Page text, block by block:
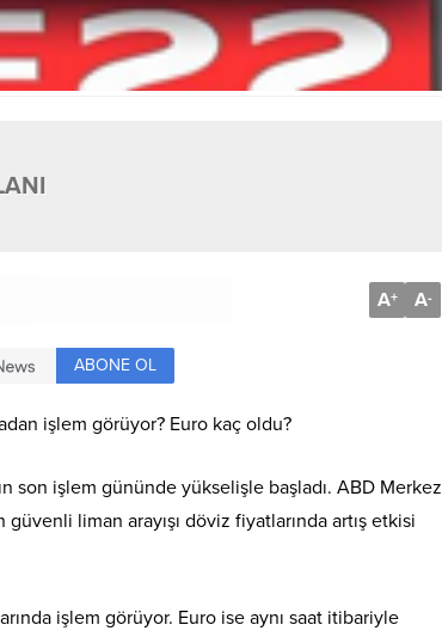
A+ A-
ABONE OL
işlem görüyor? Euro kaç oldu?
son işlem gününde yükselişle başladı. ABD Merkez
güvenli liman arayışı döviz fiyatlarında artış etkisi
işlem görüyor. Euro ise aynı saat itibariyle